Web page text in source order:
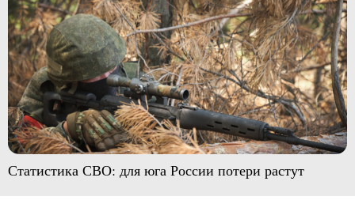
Статистика СВО: для юга России потери растут